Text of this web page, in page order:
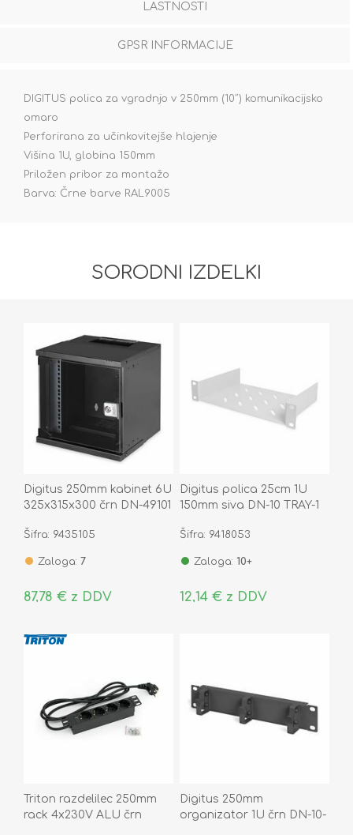
LASTNOSTI
GPSR INFORMACIJE
DIGITUS polica za vgradnjo v 250mm (10˝) komunikacijsko
omaro
Perforirana za učinkovitejše hlajenje
Višina 1U, globina 150mm
Priložen pribor za montažo
Barva: Črne barve RAL9005
SORODNI IZDELKI
Digitus 250mm kabinet 6U
325x315x300 črn DN-49101
Šifra: 9435105
Zaloga: 7
87,78 € z DDV
Digitus polica 25cm 1U
150mm siva DN-10 TRAY-1
Šifra: 9418053
Zaloga: 10+
12,14 € z DDV
Triton razdelilec 250mm
rack 4x230V ALU črn
Digitus 250mm
organizator 1U črn DN-10-